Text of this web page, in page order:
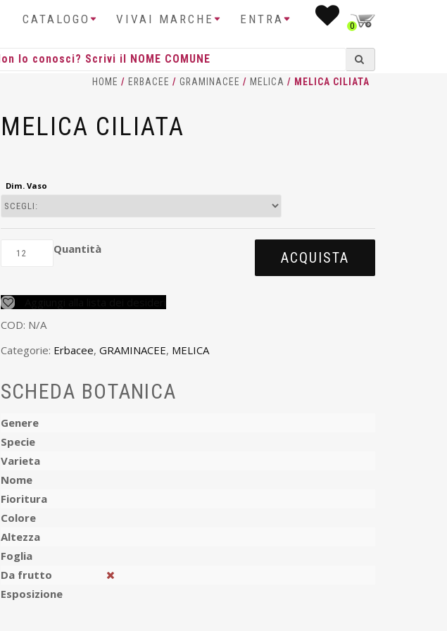
CATALOGO VIVAI MARCHE ENTRA 0
HOME / ERBACEE / GRAMINACEE / MELICA / MELICA CILIATA
MELICA CILIATA
Dim. Vaso
Quantità
ACQUISTA
COD: N/A
Categorie: Erbacee, GRAMINACEE, MELICA
SCHEDA BOTANICA
Genere
Specie
Varieta
Nome
Fioritura
Colore
Altezza
Foglia
Da frutto
Esposizione